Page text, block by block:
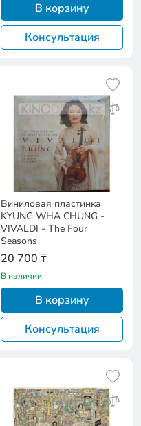
В корзину
Консультация
Виниловая пластинка
KYUNG WHA CHUNG -
VIVALDI - The Four
Seasons
20 700 ₸
В наличии
В корзину
Консультация